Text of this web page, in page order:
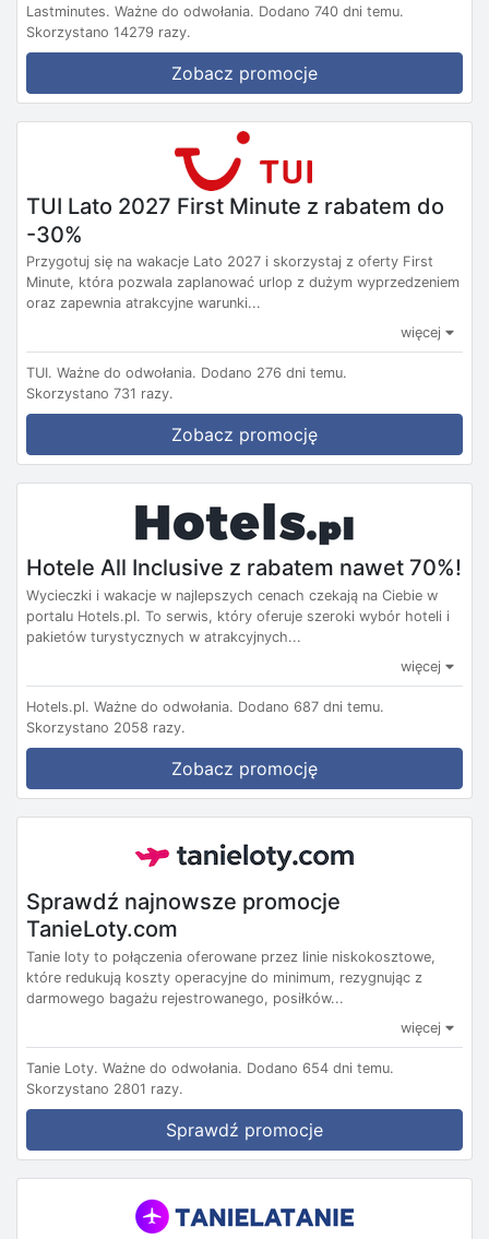
Lastminutes. Ważne do odwołania. Dodano 740 dni temu.
Skorzystano 14279 razy.
Zobacz promocje
TUI Lato 2027 First Minute z rabatem do
-30%
Przygotuj się na wakacje Lato 2027 i skorzystaj z oferty First
Minute, która pozwala zaplanować urlop z dużym wyprzedzeniem
oraz zapewnia atrakcyjne warunki...
więcej
TUI. Ważne do odwołania. Dodano 276 dni temu.
Skorzystano 731 razy.
Zobacz promocję
Hotele All Inclusive z rabatem nawet 70%!
Wycieczki i wakacje w najlepszych cenach czekają na Ciebie w
portalu Hotels.pl. To serwis, który oferuje szeroki wybór hoteli i
pakietów turystycznych w atrakcyjnych...
więcej
Hotels.pl. Ważne do odwołania. Dodano 687 dni temu.
Skorzystano 2058 razy.
Zobacz promocję
Sprawdź najnowsze promocje
TanieLoty.com
Tanie loty to połączenia oferowane przez linie niskokosztowe,
które redukują koszty operacyjne do minimum, rezygnując z
darmowego bagażu rejestrowanego, posiłków...
więcej
Tanie Loty. Ważne do odwołania. Dodano 654 dni temu.
Skorzystano 2801 razy.
Sprawdź promocje